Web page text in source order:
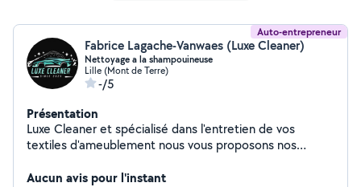
Auto-entrepreneur
Fabrice Lagache-Vanwaes (Luxe Cleaner)
Nettoyage a la shampouineuse
Lille (Mont de Terre)
-/5
Présentation
Luxe Cleaner et spécialisé dans l'entretien de vos
textiles d'ameublement nous vous proposons nos
Cleaner. Nous intervenons de façon ponctuelle ou
Aucun avis pour l'instant